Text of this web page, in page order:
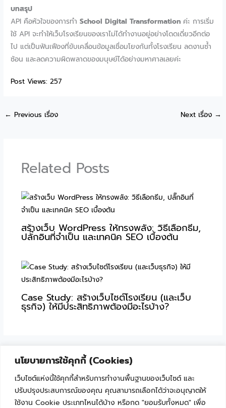
นโยบายการใช้คุกกี้ (Cookies)
เว็บไซต์แห่งนี้ใช้คุกกี้สำหรับการทำงานพื้นฐานของเว็บไซต์ และ
ปรับปรุงประสบการณ์ของคุณ คุณสามารถเลือกได้ว่าจะอนุญาตให้
ใช้งาน Cookie ประเภทไหนได้บ้าง หรือกด "ยอมรับทั้งหมด" เพื่อ
บทสรุป
API คือหัวใจของการทำSchool Digital Transformation ค่ะ การเริ่ม
ใช้ API จะทำให้เว็บโรงเรียนของเราไม่ได้ทำงานอยู่อย่างโดดเดี่ยวอีกต่อ
ไป แต่เป็นฟันเฟืองที่ขับเคลื่อนข้อมูลเชื่อมโยงกันทั้งโรงเรียน ลดงานซ้ำ
ซ้อน และลดความผิดพลาดของมนุษย์ได้อย่างมหาศาลเลยค่ะ
Post Views: 257
← Previous เรื่อง Next เรื่อง →
Related Posts
สร้างเว็บ WordPress ให้ทรงพลัง: วิธีเลือกธีม,
ปลั๊กอินที่จำเป็น และเทคนิค SEO เบื้องต้น
Case Study: สร้างเว็บไซต์โรงเรียน (และเว็บ
ธุรกิจ) ให้มีประสิทธิภาพต้องมีอะไรบ้าง?